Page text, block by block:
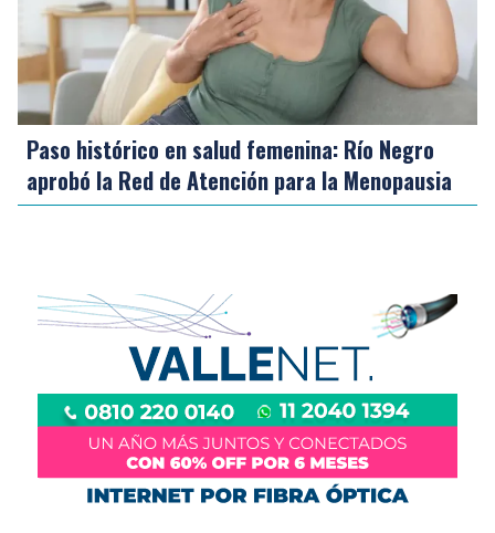
Paso histórico en salud femenina: Río Negro
aprobó la Red de Atención para la Menopausia